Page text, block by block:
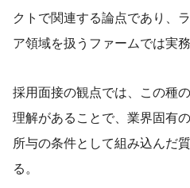
クトで関連する論点であり、
ア領域を扱うファームでは実
採用面接の観点では、この種
理解があることで、業界固有
所与の条件として組み込んだ
る。